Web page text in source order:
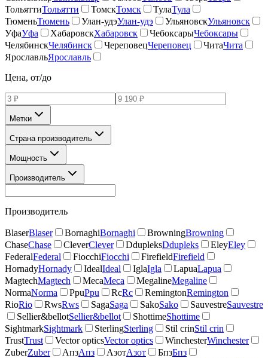
ТольяттиТольятти ТомскТомск ТулаТула
ТюменьТюмень Улан-удэУлан-удэ УльяновскУльяновск
УфаУфа ХабаровскХабаровск ЧебоксарыЧебоксары
ЧелябинскЧелябинск ЧереповецЧереповец ЧитаЧита
ЯрославльЯрославль
Цена, от/до
Метки
Страна производитель
Мощность
Производитель
Производитель
BlaserBlaser BornaghiBornaghi BrowningBrowning
ChaseChase CleverClever DdupleksDdupleks EleyEley
FederalFederal FiocchiFiocchi FirefieldFirefield
HornadyHornady IdealIdeal IglaIgla LapuaLapua
MagtechMagtech MecaMeca MegalineMegaline
NormaNorma PpuPpu RcRc RemingtonRemington
RioRio RwsRws SagaSaga SakoSako SauvestreSauvestre
Sellier&bellotSellier&bellot ShottimeShottime
SightmarkSightmark SterlingSterling Stil crinStil crin
TrustTrust Vector opticsVector optics WinchesterWinchester
ZuberZuber АпзАпз АзотАзот БпзБпз